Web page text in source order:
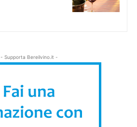
- Supporta Bereilvino.it -